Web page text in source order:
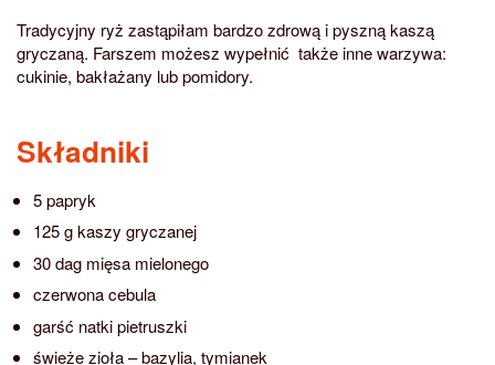
Tradycyjny ryż zastąpiłam bardzo zdrową i pyszną kaszą
gryczaną. Farszem możesz wypełnić także inne warzywa:
cukinie, bakłażany lub pomidory.
Składniki
5 papryk
125 g kaszy gryczanej
30 dag mięsa mielonego
czerwona cebula
garść natki pietruszki
świeże zioła – bazylia, tymianek